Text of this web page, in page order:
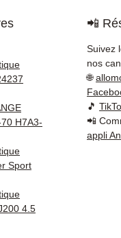
📞
a
H7A3-
Sport
4.5
📲
Suivez
nos
🌐
🎵
📲
appli